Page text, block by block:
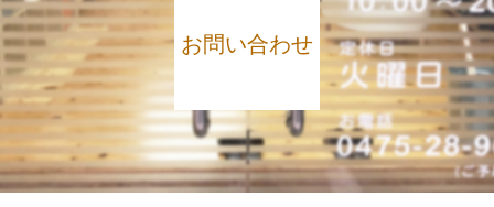
お問い合わせ
皆様の声
プロフィール
よくある質問